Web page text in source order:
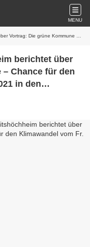
MENU
den Klimawandel vom Fr. 17.09.2021 in den Mainfrankensälen
berichtet über
Chance für den
in den